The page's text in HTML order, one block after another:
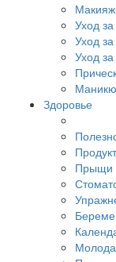
Макияж
Уход
Уход
Уход
Здоровье
Прыщи